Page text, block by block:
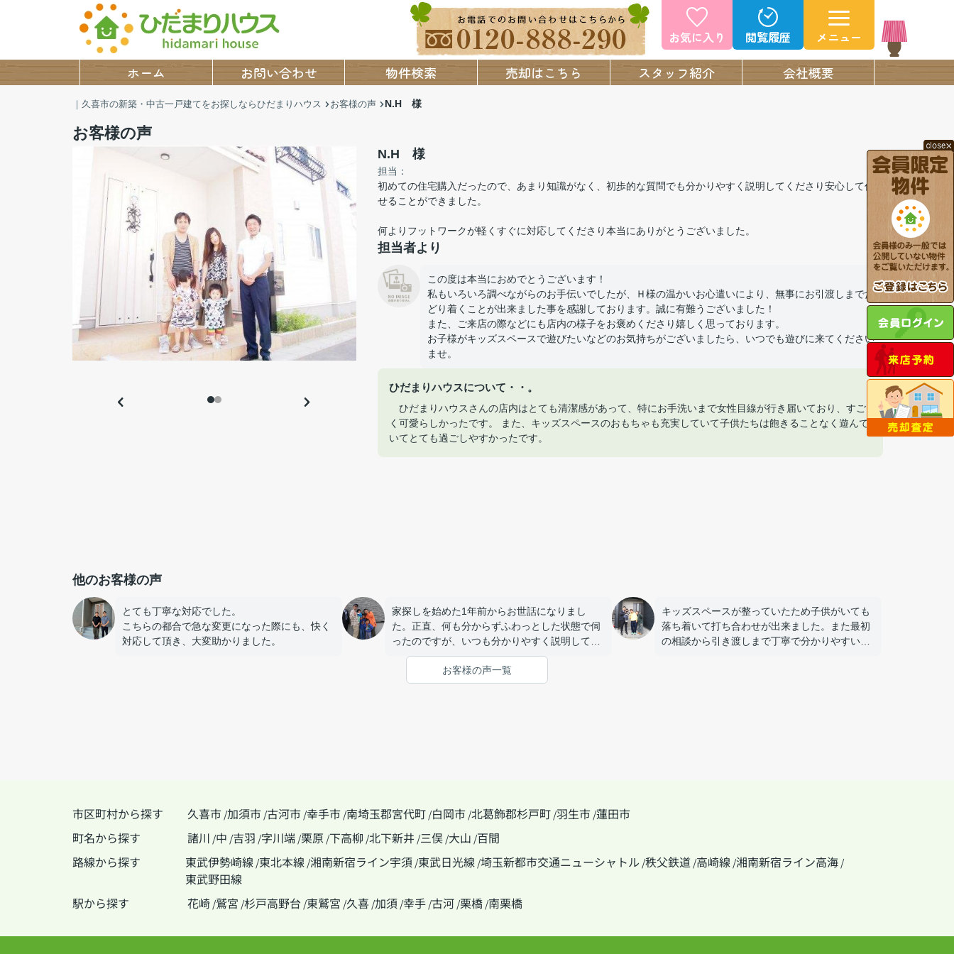
お気に入り 閲覧履歴 メニュー
ホーム お問い合わせ 物件検索 売却はこちら スタッフ紹介 会社概要
｜久喜市の新築・中古一戸建てをお探しならひだまりハウス お客様の声 N.H 様
お客様の声
N.H 様
担当：
初めての住宅購入だったので、あまり知識がなく、初歩的な質問でも分かりやすく説明してくださり安心して任
せることができました。
何よりフットワークが軽くすぐに対応してくださり本当にありがとうございました。
担当者より
この度は本当におめでとうございます！
私もいろいろ調べながらのお手伝いでしたが、Ｈ様の温かいお心遣いにより、無事にお引渡しまでた
どり着くことが出来ました事を感謝しております。誠に有難うございました！
また、ご来店の際などにも店内の様子をお褒めくださり嬉しく思っております。
お子様がキッズスペースで遊びたいなどのお気持ちがございましたら、いつでも遊びに来てください
ませ。
ひだまりハウスについて・・。
ひだまりハウスさんの店内はとても清潔感があって、特にお手洗いまで女性目線が行き届いており、すご
く可愛らしかったです。 また、キッズスペースのおもちゃも充実していて子供たちは飽きることなく遊んで
いてとても過ごしやすかったです。
他のお客様の声
とても丁寧な対応でした。
こちらの都合で急な変更になった際にも、快く
対応して頂き、大変助かりました。
家探しを始めた1年前からお世話になりまし
た。正直、何も分からずふわっとした状態で伺
ったのですが、いつも分かりやすく説明してい
ただき、私たちの要望やペースに合わせて丁寧
に対応してくれました。とても話しやすい雰囲
気で連絡もすぐ対応してくれるので安心して相
キッズスペースが整っていたため子供がいても
落ち着いて打ち合わせが出来ました。また最初
の相談から引き渡しまで丁寧で分かりやすい対
お客様の声一覧
市区町村から探す 久喜市 /加須市 /古河市 /幸手市 /南埼玉郡宮代町 /白岡市 /北葛飾郡杉戸町 /羽生市 /蓮田市
町名から探す
諸川 /中 /吉羽 /字川端 /栗原 /下高柳 /北下新井 /三俣 /大山 /百間
路線から探す
東武伊勢崎線 /東北本線 /湘南新宿ライン宇須 /東武日光線 /埼玉新都市交通ニューシャトル /秩父鉄道 /高崎線 /湘南新宿ライン高海 /
東武野田線
駅から探す
花崎 /鷲宮 /杉戸高野台 /東鷲宮 /久喜 /加須 /幸手 /古河 /栗橋 /南栗橋